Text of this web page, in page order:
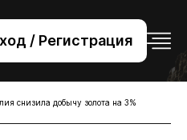
/ Регистрация
221-76-32
снизила добычу золота на 3%